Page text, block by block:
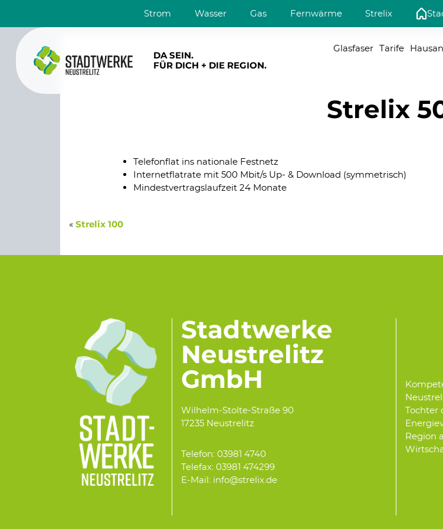
Strom Wasser Gas Fernwärme Strelix
DA SEIN.
FÜR DICH + DIE REGION.
Glasfaser Tarife
Strelix
Telefonflat ins nationale Festnetz
Internetflatrate mit 500 Mbit/s Up- & Download (symmetrisch)
Mindestvertragslaufzeit 24 Monate
« Strelix 100
Stadtwerke
Neustrelitz
GmbH
Wilhelm-Stolte-Straße 90
17235 Neustrelitz
Telefon: 03981 4740
Telefax: 03981 474299
E-Mail: info@strelix.de
Tochter
Region